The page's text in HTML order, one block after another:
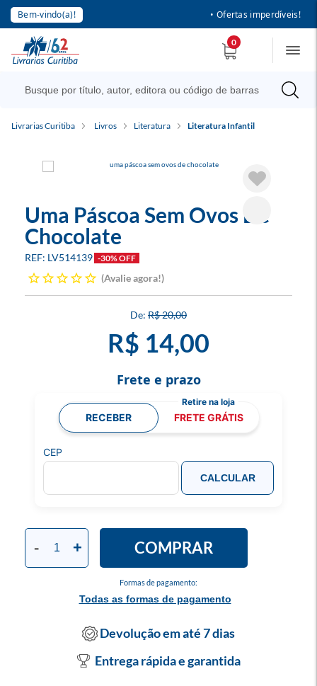
Bem-vindo(a)! • Ofertas imperdíveis!
0
Livrarias Curitiba Livros Literatura Literatura Infantil
Uma Páscoa Sem Ovos De
Chocolate
LV514139 -30% OFF
Avalie agora!
R$ 20,00
R$ 14,00
Formas de pagamento:
Todas as formas de pagamento
- + COMPRAR
Frete e prazo
RECEBER FRETE GRÁTIS
CEP
CALCULAR
Devolução em até 7 dias
Entrega rápida e garantida